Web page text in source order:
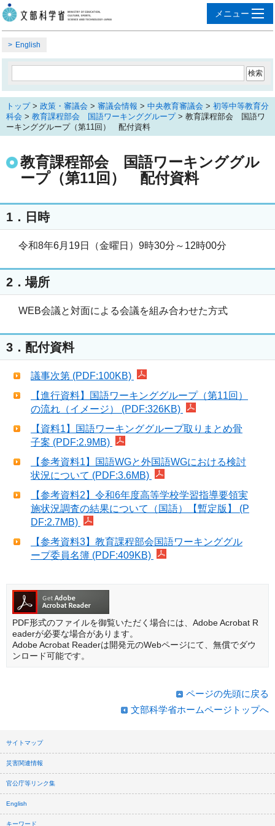
English
トップ> 政策・審議会 > 審議会情報 > 中央教育審議会 > 初等中等教育分
科会 > 教育課程部会 国語ワーキンググループ> 教育課程部会 国語ワ
ーキンググループ（第11回） 配付資料
教育課程部会 国語ワーキンググル
ープ（第11回） 配付資料
1．日時
令和8年6月19日（金曜日）9時30分～12時00分
2．場所
WEB会議と対面による会議を組み合わせた方式
3．配付資料
議事次第 (PDF:100KB)
【進行資料】国語ワーキンググループ（第11回）
の流れ（イメージ） (PDF:326KB)
【資料1】国語ワーキンググループ取りまとめ骨
子案 (PDF:2.9MB)
【参考資料1】国語WGと外国語WGにおける検討
状況について (PDF:3.6MB)
【参考資料2】令和6年度高等学校学習指導要領実
施状況調査の結果について（国語）【暫定版】 (P
DF:2.7MB)
【参考資料3】教育課程部会国語ワーキンググル
ープ委員名簿 (PDF:409KB)
PDF形式のファイルを御覧いただく場合には、Adobe Acrobat R
eaderが必要な場合があります。
Adobe Acrobat Readerは開発元のWebページにて、無償でダウ
ンロード可能です。
ページの先頭に戻る
文部科学省ホームページトップへ
サイトマップ
災害関連情報
官公庁等リンク集
English
キーワード